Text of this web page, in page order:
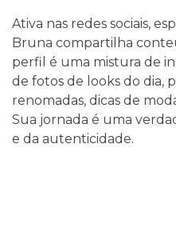
Ativa nas redes sociais,
Bruna compartilha
perfil é uma mistura de
de fotos de looks do dia,
renomadas, dicas de
Sua jornada é uma
e da autenticidade.